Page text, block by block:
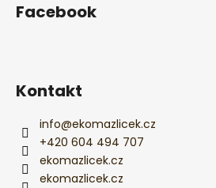
Facebook
Kontakt
info@ekomazlicek.cz
+420 604 494 707
ekomazlicek.cz
ekomazlicek.cz